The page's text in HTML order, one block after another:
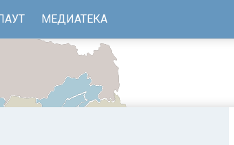
МЕДИАТЕКА